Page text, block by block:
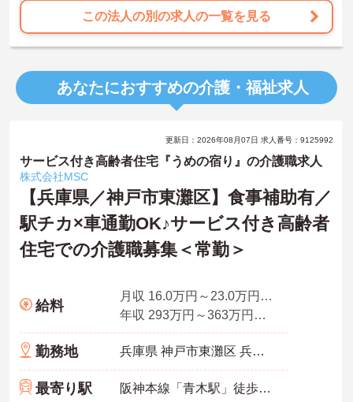
この法人の別の求人の一覧を見る
あなたにおすすめの介護・福祉求人
更新日：2026年08月07日 求人番号：9125992
サービス付き高齢者住宅『うめの宿り』の介護職求人
株式会社MSC
【兵庫県／神戸市東灘区】食事補助有／
駅チカ×車通勤OK♪サービス付き高齢者
住宅での介護職募集＜常勤＞
給料
月収 16.0万円～23.0万円程度 生涯設計手当込み
年収 293万円～363万円程度 賞与別途支給
勤務地 兵庫県 神戸市東灘区 兵庫県神戸市東灘区深江本町4-4-17
最寄り駅 阪神本線「青木駅」徒歩11分